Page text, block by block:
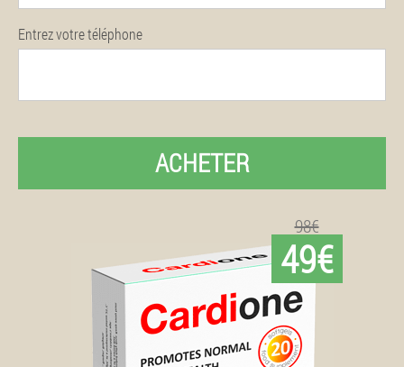
Entrez votre téléphone
ACHETER
98€
49€